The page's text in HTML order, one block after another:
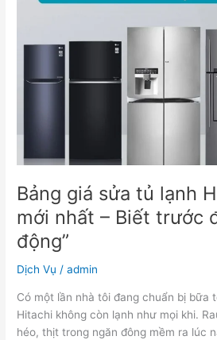
Bảng giá sửa tủ lạnh
mới nhất – Biết trước
động”
Dịch Vụ /admin
Có một lần nhà tôi đang chuẩn bị bữa
Hitachi không còn lạnh như mọi khi.
héo, thịt trong ngăn đông mềm ra lúc
Hitachi
nhà
trước
để
khỏi
“bị
động”